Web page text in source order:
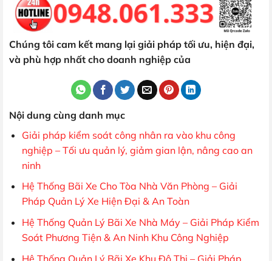
Chúng tôi cam kết mang lại giải pháp tối ưu, hiện đại,
và phù hợp nhất cho doanh nghiệp của
Nội dung cùng danh mục
Giải pháp kiểm soát công nhân ra vào khu công
nghiệp – Tối ưu quản lý, giảm gian lận, nâng cao an
ninh
Hệ Thống Bãi Xe Cho Tòa Nhà Văn Phòng – Giải
Pháp Quản Lý Xe Hiện Đại & An Toàn
Hệ Thống Quản Lý Bãi Xe Nhà Máy – Giải Pháp Kiểm
Soát Phương Tiện & An Ninh Khu Công Nghiệp
Hệ Thống Quản Lý Bãi Xe Khu Đô Thị – Giải Pháp